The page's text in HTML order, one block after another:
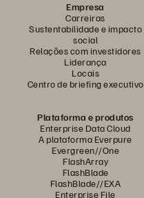
Empresa
Carreiras
Sustentabilidade e impacto
social
Relações com investidores
Liderança
Locais
Centro de briefing executivo
Plataforma e produtos
Enterprise Data Cloud
A plataforma Everpure
Evergreen//One
FlashArray
FlashBlade
FlashBlade//EXA
Enterprise File